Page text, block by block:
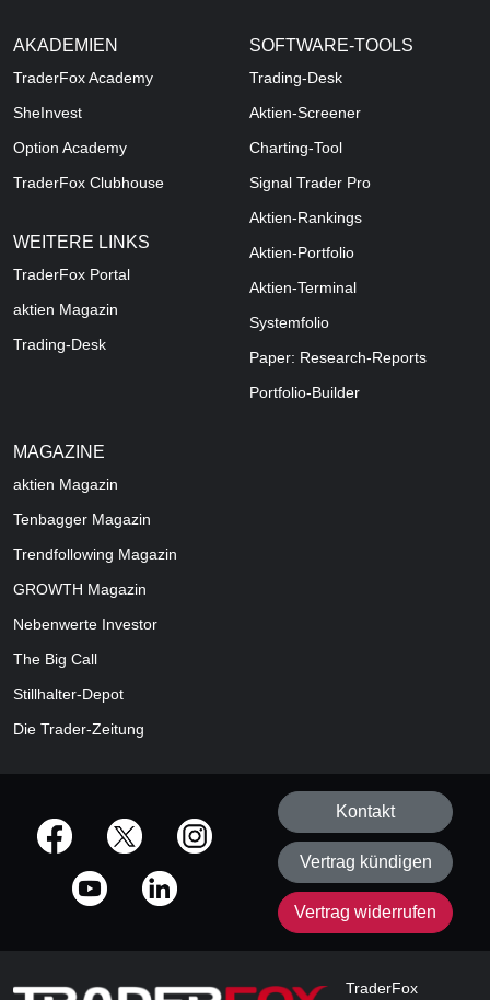
AKADEMIEN
TraderFox Academy
SheInvest
Option Academy
TraderFox Clubhouse
WEITERE LINKS
TraderFox Portal
aktien Magazin
Trading-Desk
SOFTWARE-TOOLS
Trading-Desk
Aktien-Screener
Charting-Tool
Signal Trader Pro
Aktien-Rankings
Aktien-Portfolio
Aktien-Terminal
Systemfolio
Paper: Research-Reports
Portfolio-Builder
MAGAZINE
aktien Magazin
Tenbagger Magazin
Trendfollowing Magazin
GROWTH Magazin
Nebenwerte Investor
The Big Call
Stillhalter-Depot
Die Trader-Zeitung
offizielle Social Media-Accounts
Kontakt
Vertrag kündigen
Vertrag widerrufen
TraderFox